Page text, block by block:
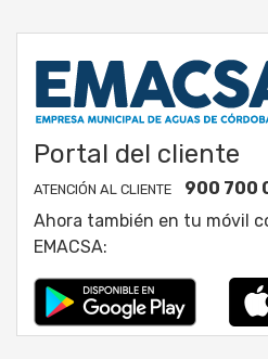
Portal del cliente
ATENCIÓN AL CLIENTE
900 700
Ahora también en tu móvil
EMACSA: